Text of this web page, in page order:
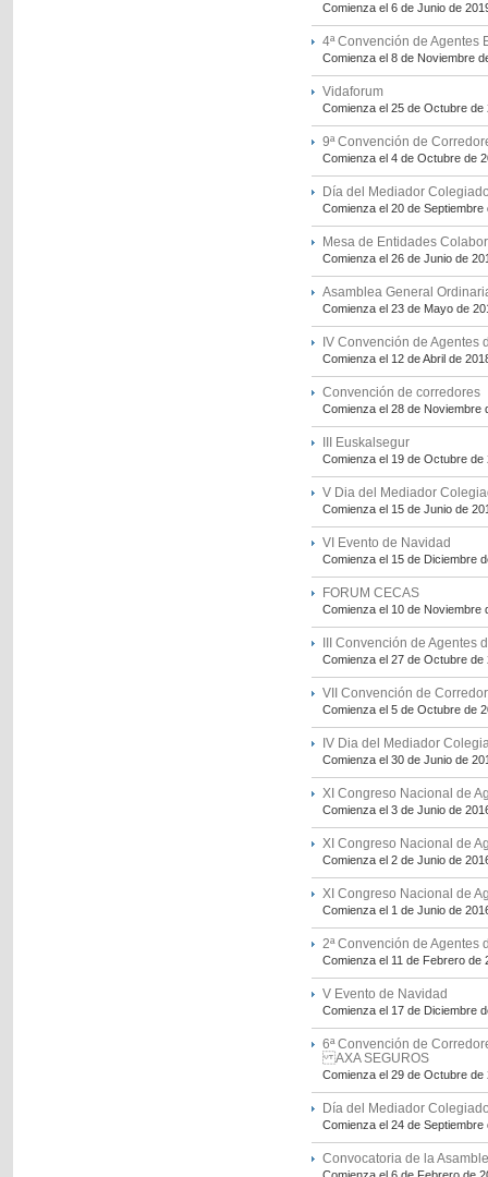
Comienza el 6 de Junio de
4ª Convención de Agentes
Comienza el 8 de Noviembre
Vidaforum
Comienza el 25 de Octubre de
9ª Convención de
Comienza el 4 de Octubre de
Día del Mediador
Comienza el 20 de Septiembre
Mesa de Entidades
Comienza el 26 de Junio de
Asamblea General
Comienza el 23 de Mayo de
IV Convención de Agentes
Comienza el 12 de Abril de
Convención de corredores
Comienza el 28 de Noviembre
III Euskalsegur
Comienza el 19 de Octubre de
V Dia del Mediador
Comienza el 15 de Junio de
VI Evento de Navidad
Comienza el 15 de Diciembre
FORUM CECAS
Comienza el 10 de Noviembre
III Convención de
Comienza el 27 de Octubre de
VII Convención de
Comienza el 5 de Octubre de
IV Dia del Mediador
Comienza el 30 de Junio de
XI Congreso Nacional de
Comienza el 3 de Junio de
XI Congreso Nacional de
Comienza el 2 de Junio de
XI Congreso Nacional de
Comienza el 1 de Junio de
2ª Convención de
Comienza el 11 de Febrero de
V Evento de Navidad
Comienza el 17 de Diciembre
6ª Convención de
AXA SEGUROS
Comienza el 29 de Octubre de
Día del Mediador
Comienza el 24 de Septiembre
Convocatoria de la